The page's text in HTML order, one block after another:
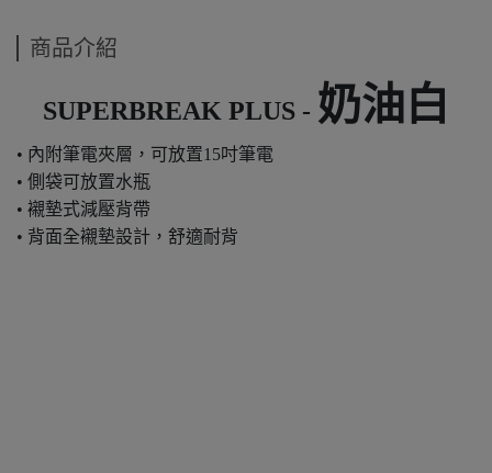
商品介紹
SUPERBREAK PLUS - 奶油白
• 內附筆電夾層，可放置15吋筆電
• 側袋可放置水瓶
• 襯墊式減壓背帶
• 背面全襯墊設計，舒適耐背